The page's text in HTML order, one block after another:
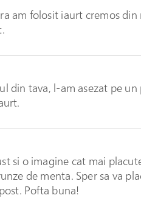
am folosit iaurt cremos
din tava, l-am asezat pe
si o imagine cat mai
de menta. Sper sa va
Pofta buna!